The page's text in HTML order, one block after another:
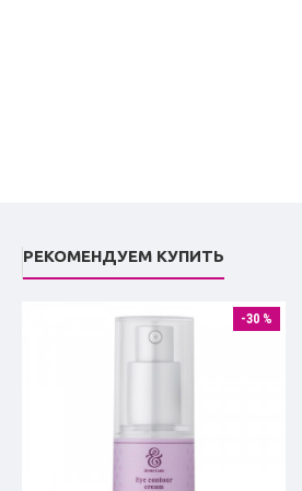
РЕКОМЕНДУЕМ КУПИТЬ
-30 %